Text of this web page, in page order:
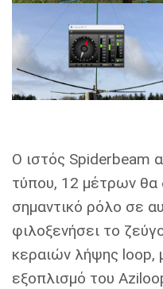
Ο ιστός Spiderbeam
τύπου, 12 μέτρων θα
σημαντικό ρόλο σε
φιλοξενήσει το
κεραιών λήψης loop,
εξοπλισμό του